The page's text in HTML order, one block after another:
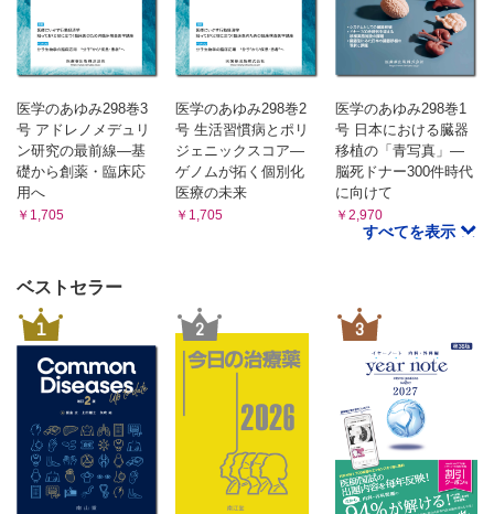
医学のあゆみ298巻3
号 アドレノメデュリ
ン研究の最前線―基
礎から創薬・臨床応
用へ
￥1,705
医学のあゆみ298巻2
号 生活習慣病とポリ
ジェニックスコア―
ゲノムが拓く個別化
医療の未来
￥1,705
医学のあゆみ298巻1
号 日本における臓器
移植の「青写真」―
脳死ドナー300件時代
に向けて
￥2,970
すべてを表示
ベストセラー
1 2 3